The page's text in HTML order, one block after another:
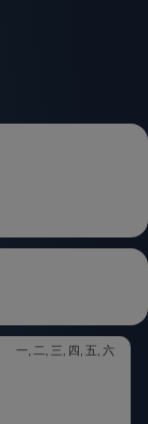
一, 二, 三, 四, 五, 六